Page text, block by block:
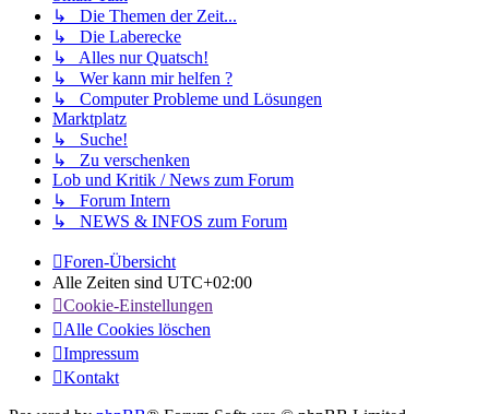
↳ Die Themen der Zeit...
↳ Die Laberecke
↳ Alles nur Quatsch!
↳ Wer kann mir helfen ?
↳ Computer Probleme und Lösungen
Marktplatz
↳ Suche!
↳ Zu verschenken
Lob und Kritik / News zum Forum
↳ Forum Intern
↳ NEWS & INFOS zum Forum
Foren-Übersicht
Alle Zeiten sind UTC+02:00
Cookie-Einstellungen
Alle Cookies löschen
Impressum
Kontakt